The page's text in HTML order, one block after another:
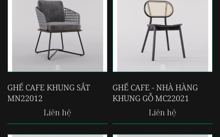
GHẾ CAFE KHUNG SẮT
MN22012
Liên hệ
GHẾ CAFE - NHÀ HÀNG
KHUNG GỖ MC22021
Liên hệ